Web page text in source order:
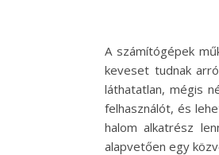
A számítógépek
keveset tudnak
láthatatlan, mégis
felhasználót, és
halom alkatrész
alapvetően egy